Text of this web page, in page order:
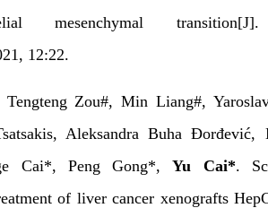
mesenchymal
12:22.
Zou#, Min Liang#,
Aleksandra Buha Đorđević,
Cai*, Peng Gong*,Yu Cai*.
of liver cancer xenografts